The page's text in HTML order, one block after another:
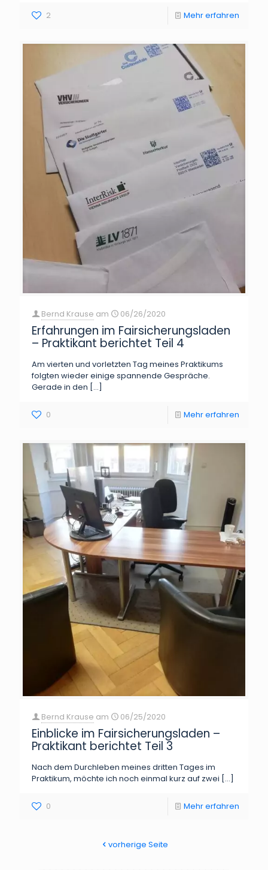
2 Mehr erfahren
Bernd Krause am 06/26/2020
Erfahrungen im Fairsicherungsladen
– Praktikant berichtet Teil 4
Am vierten und vorletzten Tag meines Praktikums
folgten wieder einige spannende Gespräche.
Gerade in den […]
0 Mehr erfahren
Bernd Krause am 06/25/2020
Einblicke im Fairsicherungsladen –
Praktikant berichtet Teil 3
Nach dem Durchleben meines dritten Tages im
Praktikum, möchte ich noch einmal kurz auf zwei […]
0 Mehr erfahren
vorherige Seite